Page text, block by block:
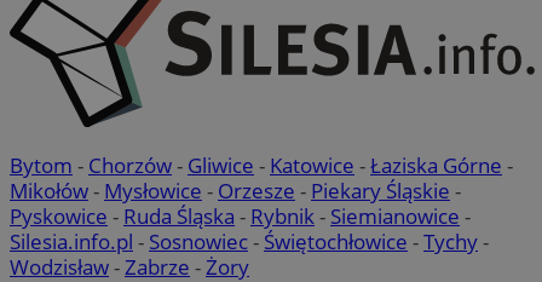
Bytom - Chorzów- Gliwice - Katowice -Łaziska Górne -
Mikołów- Mysłowice - Orzesze - Piekary Śląskie -
Pyskowice - Ruda Śląska - Rybnik- Siemianowice -
Silesia.info.pl - Sosnowiec- Świętochłowice -Tychy-
Wodzisław-Zabrze -Żory